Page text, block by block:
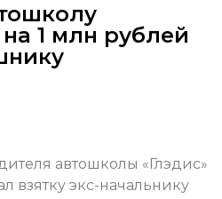
1 млн рублей
автошколы «Глэдис»
взятку экс-начальнику